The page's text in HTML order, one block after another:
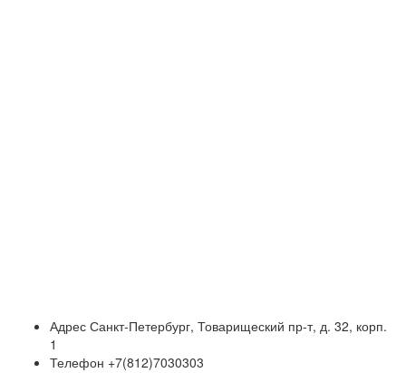
Адрес Санкт-Петербург, Товарищеский пр-т, д. 32, корп.
1
Телефон +7(812)7030303